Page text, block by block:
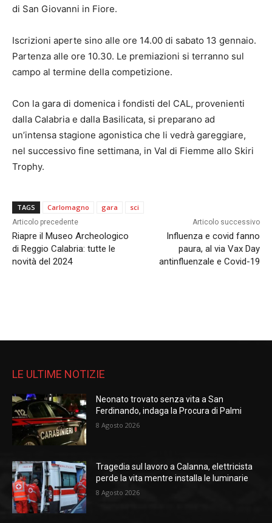
di San Giovanni in Fiore.
Iscrizioni aperte sino alle ore 14.00 di sabato 13 gennaio.
Partenza alle ore 10.30. Le premiazioni si terranno sul
campo al termine della competizione.
Con la gara di domenica i fondisti del CAL, provenienti
dalla Calabria e dalla Basilicata, si preparano ad
un’intensa stagione agonistica che li vedrà gareggiare,
nel successivo fine settimana, in Val di Fiemme allo Skiri
Trophy.
TAGS Carlomagno gara sci
Articolo precedente
Riapre il Museo Archeologico
di Reggio Calabria: tutte le
novità del 2024
Articolo successivo
Influenza e covid fanno
paura, al via Vax Day
antinfluenzale e Covid-19
LE ULTIME NOTIZIE
Neonato trovato senza vita a San
Ferdinando, indaga la Procura di Palmi
8 Agosto 2026
Tragedia sul lavoro a Calanna, elettricista
perde la vita mentre installa le luminarie
8 Agosto 2026